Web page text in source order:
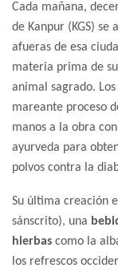
Cada mañana,
de Kanpur (KGS)
afueras de esa
materia prima de
animal sagrado.
mareante proceso
manos a la obra
ayurveda para
polvos contra la
Su última creación
sánscrito), una
hierbas como la
los refrescos